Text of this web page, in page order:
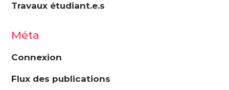
Travaux étudiant.e.s
Méta
Connexion
Flux des publications